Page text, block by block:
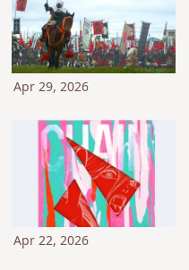
Apr 29, 2026
Apr 22, 2026